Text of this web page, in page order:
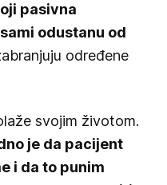
pasivna
odustanu od
određene
svojim životom.
je da pacijent
i da to punim